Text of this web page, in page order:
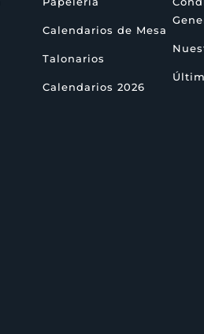
Calendarios de Mesa
Talonarios
Calendarios 2026